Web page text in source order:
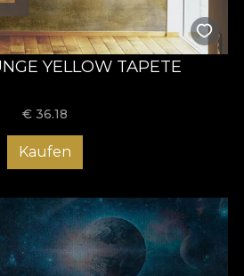
YELLOW TAPETE
€ 36.18
Kaufen